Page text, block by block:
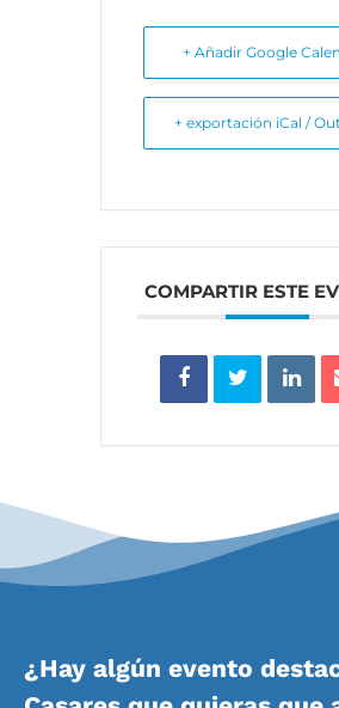
+ Añadir Google
+ exportación iCal /
COMPARTIR ESTE
¿Hay algún evento